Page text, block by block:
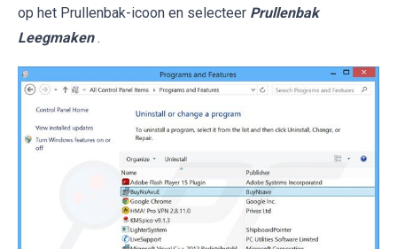
op het Prullenbak-icoon en selecteer Prullenbak
Leegmaken .